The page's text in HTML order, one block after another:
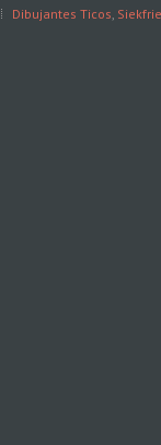
Dibujantes Ticos,